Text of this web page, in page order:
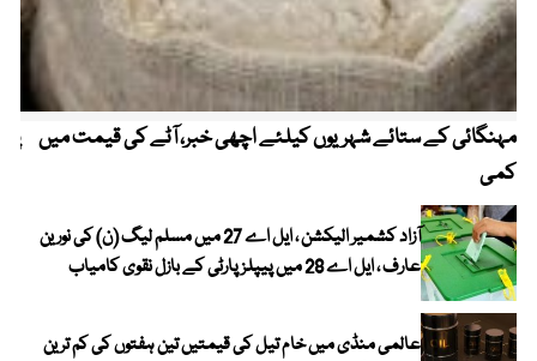
مہنگائی کے ستائے شہریوں کیلئے اچھی خبر، آٹے کی قیمت میں
کمی
آزاد کشمیر الیکشن ، ایل اے 27 میں مسلم لیگ (ن) کی نورین
عارف ، ایل اے 28 میں پیپلز پارٹی کے بازل نقوی کامیاب
عالمی منڈی میں خام تیل کی قیمتیں تین ہفتوں کی کم ترین